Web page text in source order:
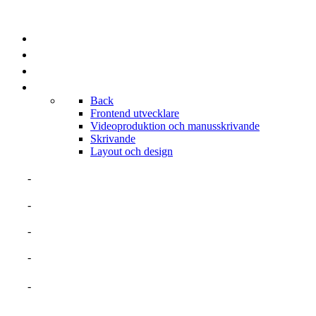
Back
Frontend utvecklare
Videoproduktion och manusskrivande
Skrivande
Layout och design